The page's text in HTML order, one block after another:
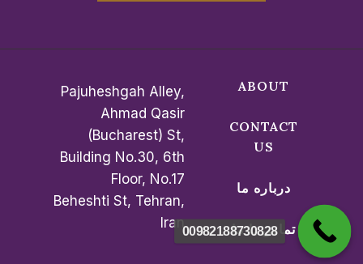
ABOUT
CONTACT
US
درباره ما
تماس با ما
Pajuheshgah Alley,
Ahmad Qasir
(Bucharest) St,
Building No.30, 6th
Floor, No.17
Beheshti St, Tehran,
Iran
00982188730828